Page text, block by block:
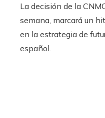
La decisión de la
semana, marcará un
en la estrategia de
español.